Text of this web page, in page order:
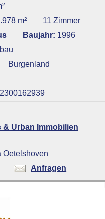
m²
11 Zimmer
Baujahr: 1996
Burgenland
& Urban Immobilien
Oetelshoven
Anfragen